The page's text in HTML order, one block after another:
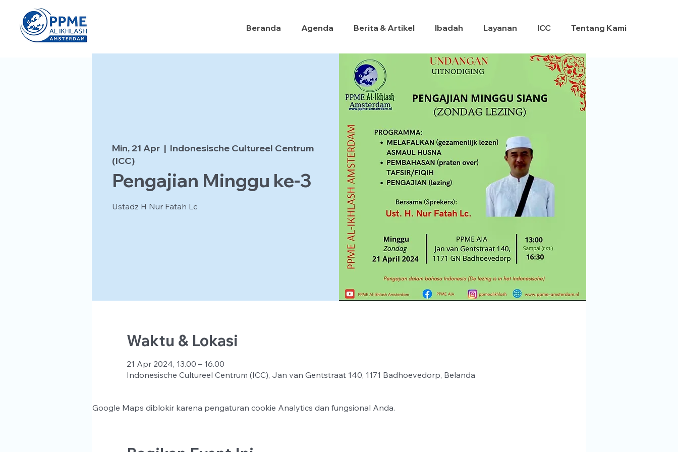
Beranda Agenda Berita & Artikel Ibadah Layanan ICC Tentang Kami
Min, 21 Apr
  |
Indonesische Cultureel Centrum
(ICC)
Pengajian Minggu ke-3
Ustadz H Nur Fatah Lc
Waktu & Lokasi
21 Apr 2024, 13.00 – 16.00
Indonesische Cultureel Centrum (ICC), Jan van Gentstraat 140, 1171 Badhoevedorp, Belanda
Google Maps diblokir karena pengaturan cookie Analytics dan fungsional Anda.